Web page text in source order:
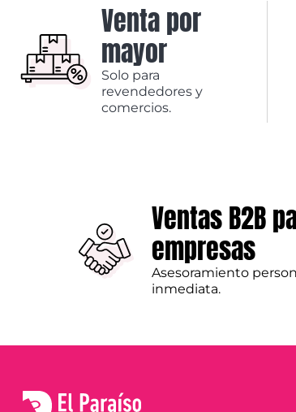
Venta por
mayor
Solo para
revendedores y
comercios.
Ventas B2B
empresas
Asesoramiento
inmediata.